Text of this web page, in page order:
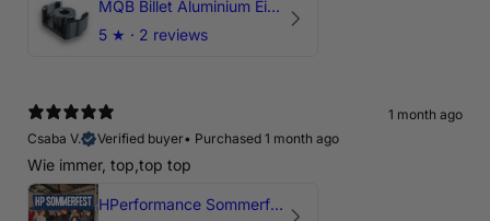
MQB Billet Aluminium Einsatz Drehmomentstütze - DOGBONE für Audi RS3, TTRS, RSQ3
5 ★ · 2 reviews
1 month ago
Csaba V.
Verified buyer• Purchased 1 month ago
Wie immer, top,top top
HPerformance Sommerfest 2026